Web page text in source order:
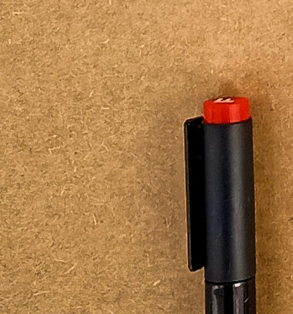
modèles d’incubation
HAPPENING est un incubateur européen qui soutient de
créatifs engagés afin qu’ils deviennent des Artpreneurs :
des projets culturels, de développer leurs idées avec un
entrepreneurial et de relever des défis du monde réel
leur vision artistique.
Le programme propose une structure d’apprentissage
ateliers collectifs en ligne, des sessions immersives en
villes partenaires européennes, un mentorat personnalisé
plateforme numérique destinée à soutenir le
coopération et la visibilité.
Contexte
Les jeunes artistes et créatifs émergents en Europe sont
défis croissants liés à la professionnalisation, à l’accès